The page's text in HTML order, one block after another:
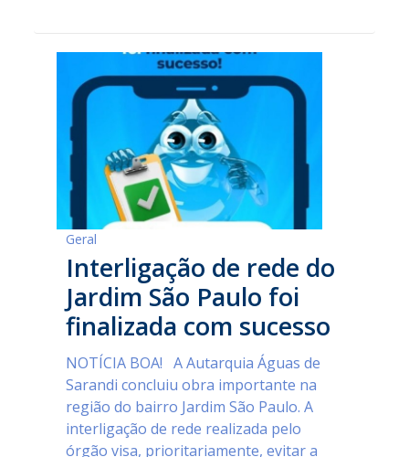
Geral
Interligação de rede do
Jardim São Paulo foi
finalizada com sucesso
NOTÍCIA BOA! A Autarquia Águas de
Sarandi concluiu obra importante na
região do bairro Jardim São Paulo. A
interligação de rede realizada pelo
órgão visa, prioritariamente, evitar a